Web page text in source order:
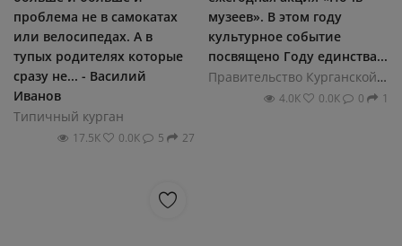
проблема не в самокатах
или велосипедах. А в
тупых родителях которые
сразу не... - Василий
Иванов
Типичный курган
17.5К 0.0К 5 27
музеев». В этом году
культурное событие
посвящено Году единства...
Правительство Курганской области
4.0К 0.0К 0 1